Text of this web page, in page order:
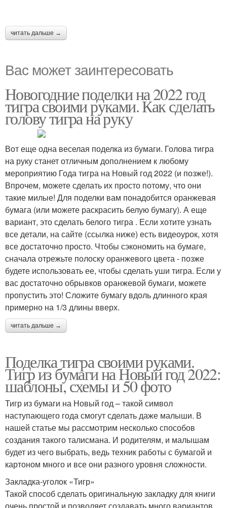
читать дальше →
Вас может заинтересовать
Новогодние поделки на 2022 год
тигра своими руками. Как сделать
голову тигра на руку
Вот еще одна веселая поделка из бумаги. Голова тигра
на руку станет отличным дополнением к любому
мероприятию Года тигра на Новый год 2022 (и позже!).
Впрочем, можете сделать их просто потому, что они
такие милые! Для поделки вам понадобится оранжевая
бумага (или можете раскрасить белую бумагу). А еще
вариант, это сделать белого тигра . Если хотите узнать
все детали, на сайте (ссылка ниже) есть видеоурок, хотя
все достаточно просто. Чтобы сэкономить на бумаге,
сначала отрежьте полоску оранжевого цвета - позже
будете использовать ее, чтобы сделать уши тигра. Если у
вас достаточно обрывков оранжевой бумаги, можете
пропустить это! Сложите бумагу вдоль длинного края
примерно на 1/3 длины вверх.
читать дальше →
Поделка тигра своими руками.
Тигр из бумаги на Новый год 2022:
шаблоны, схемы и 50 фото
Тигр из бумаги на Новый год – такой символ
наступающего года смогут сделать даже малыши. В
нашей статье мы рассмотрим несколько способов
создания такого талисмана. И родителям, и малышам
будет из чего выбрать, ведь техник работы с бумагой и
картоном много и все они разного уровня сложности.
Закладка-уголок «Тигр»
Такой способ сделать оригинальную закладку для книги